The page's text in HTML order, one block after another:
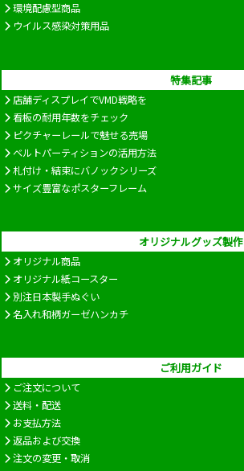
環境配慮型商品
ウイルス感染対策用品
特集記事
店舗ディスプレイでVMD戦略を
看板の耐用年数をチェック
ピクチャーレールで魅せる売場
ベルトパーティションの活用方法
札付け・結束にバノックシリーズ
サイズ豊富なポスターフレーム
オリジナルグッズ製作
オリジナル商品
オリジナル紙コースター
別注日本製手ぬぐい
名入れ和柄ガーゼハンカチ
ご利用ガイド
ご注文について
送料・配送
お支払方法
返品および交換
注文の変更・取消